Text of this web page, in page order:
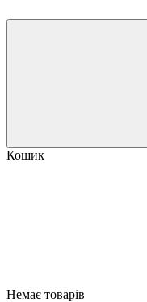
Кошик
Немає товарів